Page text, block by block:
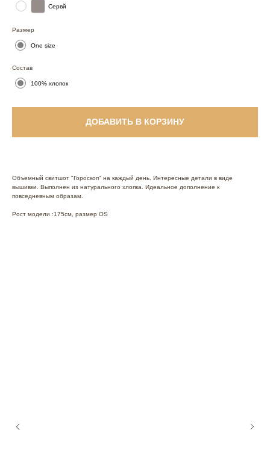
Сервй
Размер
One size
Состав
100% хлопок
ДОБАВИТЬ В КОРЗИНУ
Объемный свитшот "Гороскоп" на каждый день. Интересные детали в виде
вышивки. Выполнен из натурального хлопка. Идеальное дополнение к
повседневным образам.
Рост модели :175см, размер OS